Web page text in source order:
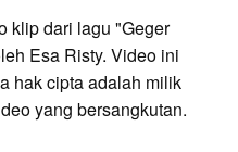
klip dari lagu "Geger
Esa Risty. Video ini
hak cipta adalah milik
yang bersangkutan.